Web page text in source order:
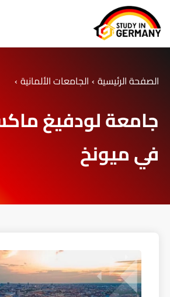
الصفحة الرئيسية › الجامعات الألمانية ›
جامعة لودفيغ
في ميونخ